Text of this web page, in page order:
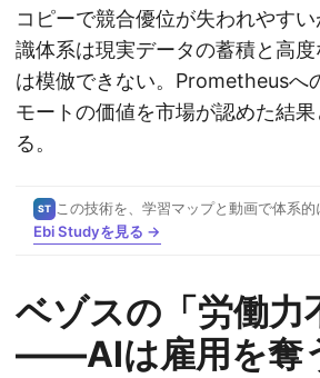
コピーで競合優位が失われやす
識体系は現実データの蓄積と高
は模倣できない。Prometheusへ
モートの価値を市場が認めた結
る。
ST この技術を、学習マップと動画で体系的
Ebi Studyを見る →
ベゾスの「労働力
——AIは雇用を奪